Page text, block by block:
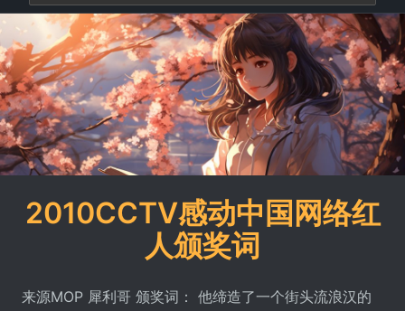
2010CCTV感动中国网络红
人颁奖词
来源MOP 犀利哥 颁奖词： 他缔造了一个街头流浪汉的